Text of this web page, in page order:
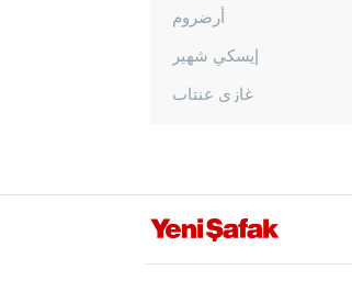
أرضروم
إيسكي شهير
غازي عنتاب
هطاي